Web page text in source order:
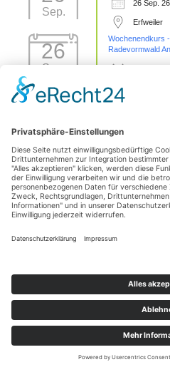
Sep.
26 Sep. 26
Erfweiler
26
Sep.
Wochenendkurs
Radevormwald
Okt.
Sezierseminar in
01
Nov.
1 Tages
Yakobi
1 Nov. 26
© 2026Die Huforthopädie Schule |Bootstrap-